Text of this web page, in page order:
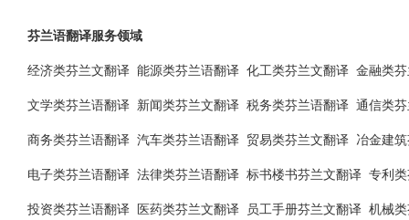
芬兰语翻译服务领域
经济类芬兰文翻译 能源类芬兰语翻译 化工类芬兰文翻译 金融类芬
文学类芬兰语翻译 新闻类芬兰文翻译 税务类芬兰语翻译 通信类芬
商务类芬兰语翻译 汽车类芬兰语翻译 贸易类芬兰文翻译 冶金建筑
电子类芬兰语翻译 法律类芬兰语翻译 标书楼书芬兰文翻译 专利类
投资类芬兰语翻译 医药类芬兰文翻译 员工手册芬兰文翻译 机械类